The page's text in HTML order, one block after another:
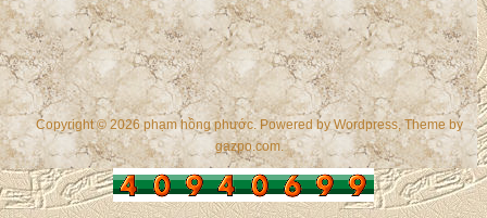
Copyright © 2026 phạm hồng phước. Powered byWordpress, Theme by
gazpo.com.